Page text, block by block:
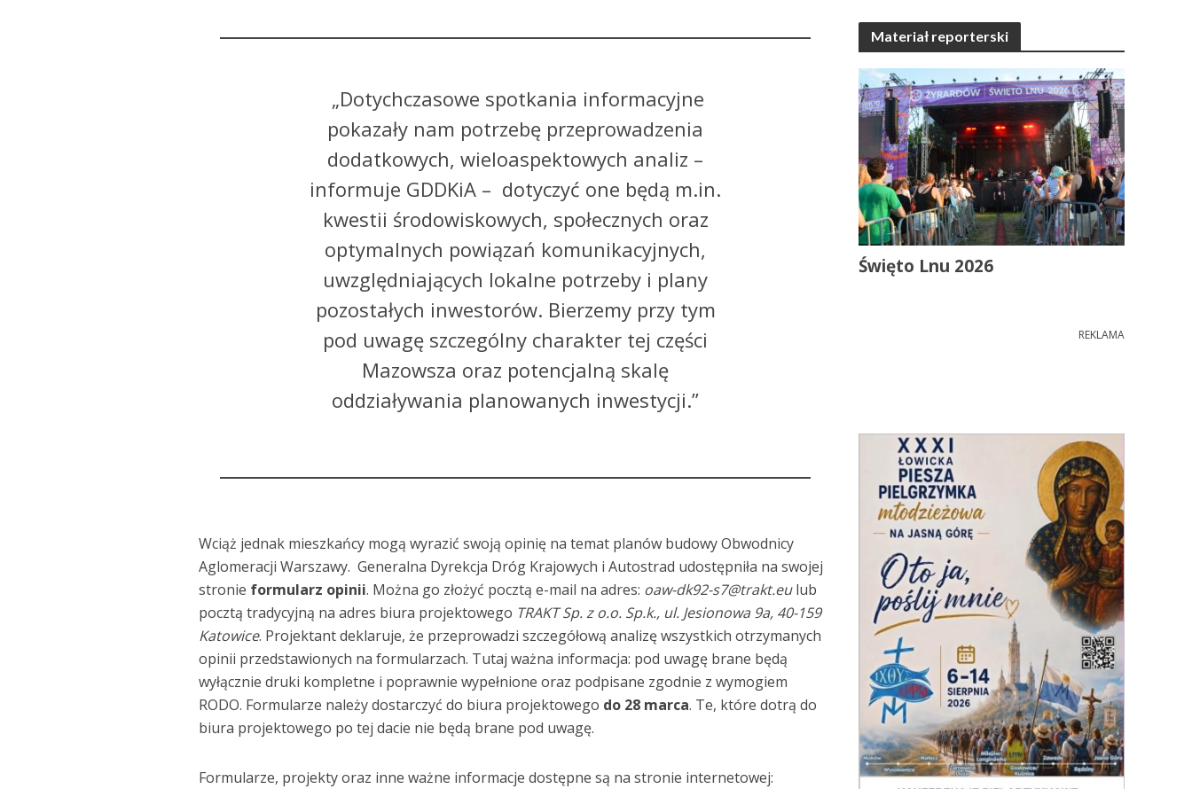
„Dotychczasowe spotkania informacyjne
pokazały nam potrzebę przeprowadzenia
dodatkowych, wieloaspektowych analiz –
informuje GDDKiA – dotyczyć one będą m.in.
kwestii środowiskowych, społecznych oraz
optymalnych powiązań komunikacyjnych,
uwzględniających lokalne potrzeby i plany
pozostałych inwestorów. Bierzemy przy tym
pod uwagę szczególny charakter tej części
Mazowsza oraz potencjalną skalę
oddziaływania planowanych inwestycji.”
Wciąż jednak mieszkańcy mogą wyrazić swoją opinię na temat planów budowy Obwodnicy
Aglomeracji Warszawy. Generalna Dyrekcja Dróg Krajowych i Autostrad udostępniła na swojej
stronie formularz opinii. Można go złożyć pocztą e-mail na adres: oaw-dk92-s7@trakt.eulub
pocztą tradycyjną na adres biura projektowego TRAKT Sp. z o.o. Sp.k., ul. Jesionowa 9a, 40-159
Katowice. Projektant deklaruje, że przeprowadzi szczegółową analizę wszystkich otrzymanych
opinii przedstawionych na formularzach. Tutaj ważna informacja: pod uwagę brane będą
wyłącznie druki kompletne i poprawnie wypełnione oraz podpisane zgodnie z wymogiem
RODO. Formularze należy dostarczyć do biura projektowego do 28 marca. Te, które dotrą do
biura projektowego po tej dacie nie będą brane pod uwagę.
Formularze, projekty oraz inne ważne informacje dostępne są na stronie internetowej:
Materiał reporterski
Święto Lnu 2026
REKLAMA